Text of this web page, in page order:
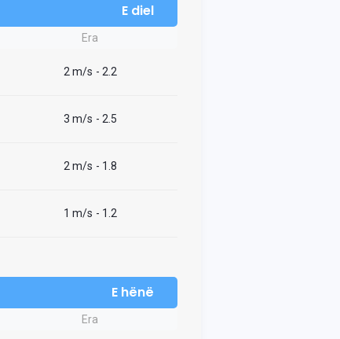
E diel
Era
2 m/s - 2.2
3 m/s - 2.5
2 m/s - 1.8
1 m/s - 1.2
E hënë
Era